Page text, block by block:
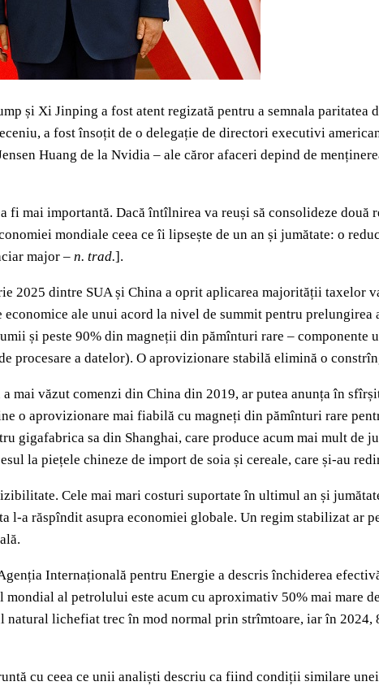
și Xi Jinping a fost atent regizată pentru a semnala
a fost însoțit de o delegație de directori executivi
Huang de la Nvidia – ale căror afaceri depind de
fi mai importantă. Dacă întîlnirea va reuși să consolideze
mondiale ceea ce îi lipsește de un an și jumătate: o
major – n. trad.].
2025 dintre SUA și China a oprit aplicarea majorității taxelor
ale unui acord la nivel de summit pentru
și peste 90% din magneții din pămînturi rare –
procesare a datelor). O aprovizionare stabilă elimină o
văzut comenzi din China din 2019, ar putea anunța în
o aprovizionare mai fiabilă cu magneți din pămînturi rare
gigafabrica sa din Shanghai, care produce acum mai mult
la piețele chineze de import de soia și cereale, care și-au
Cele mai mari costuri suportate în ultimul an și
l-a răspîndit asupra economiei globale. Un regim stabilizat
Internațională pentru Energie a descris închiderea
al petrolului este acum cu aproximativ 50% mai mare
lichefiat trec în mod normal prin strîmtoare, iar în 2024,
cu ceea ce unii analiști descriu ca fiind condiții similare